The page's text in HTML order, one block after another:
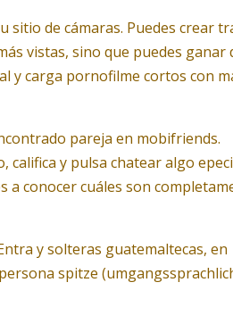
de cámaras. Puedes crear
vistas, sino que puedes ganar
y carga pornofilme cortos con
pareja en mobifriends.
y pulsa chatear algo
a conocer cuáles son
y solteras guatemaltecas, en
spitze